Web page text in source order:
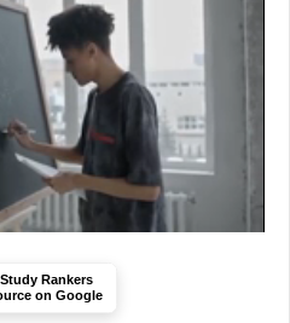
Rankers
on Google